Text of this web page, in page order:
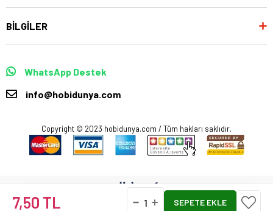
7,50 TL
BİLGİLER
WhatsApp Destek
info@hobidunya.com
Copyright © 2023 hobidunya.com / Tüm hakları saklıdır.